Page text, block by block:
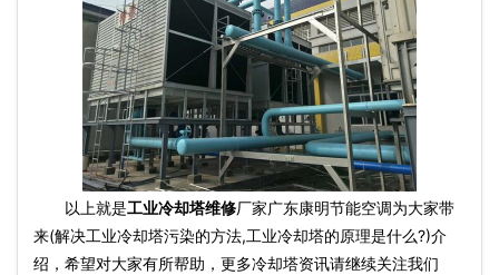
以上就是工业冷却塔维修厂家广东康明节能空调为大家带
来(解决工业冷却塔污染的方法,工业冷却塔的原理是什么?)介
绍，希望对大家有所帮助，更多冷却塔资讯请继续关注我们